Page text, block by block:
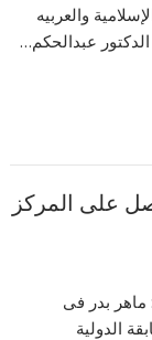
والعربيه
الدكتور عبدالحكم…
على المركز
بدر فى
الدولية